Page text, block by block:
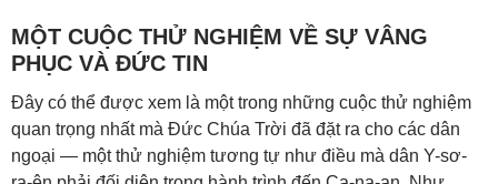
MỘT CUỘC THỬ NGHIỆM VỀ SỰ VÂNG
PHỤC VÀ ĐỨC TIN
Đây có thể được xem là một trong những cuộc thử nghiệm
quan trọng nhất mà Đức Chúa Trời đã đặt ra cho các dân
ngoại — một thử nghiệm tương tự như điều mà dân Y-sơ-